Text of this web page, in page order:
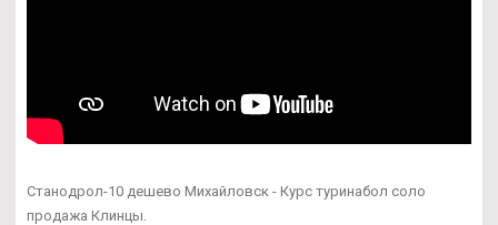
Станодрол-10 дешево Михайловск - Курс туринабол соло
продажа Клинцы.